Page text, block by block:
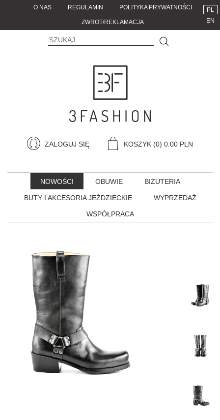
O NAS REGULAMIN POLITYKA PRYWATNOŚCI
ZWROT/REKLAMACJA
PL
EN
ZALOGUJ SIĘ KOSZYK (0) 0.00 PLN
NOWOŚCI OBUWIE BIŻUTERIA
BUTY I AKCESORIA JEŹDZIECKIE WYPRZEDAŻ
WSPÓŁPRACA